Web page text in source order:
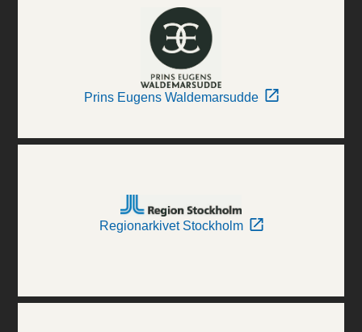
Prins Eugens Waldemarsudde
Regionarkivet Stockholm